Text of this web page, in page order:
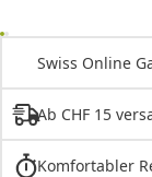
Swiss Online
Ab CHF 15
Komfortabler